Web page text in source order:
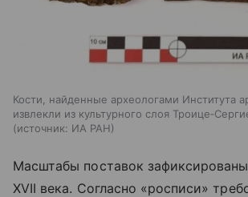
Кости, найденные археологами Института
извлекли из культурного слоя
источник: ИА РАН
Масштабы поставок
XVII века. Согласно «росписи»